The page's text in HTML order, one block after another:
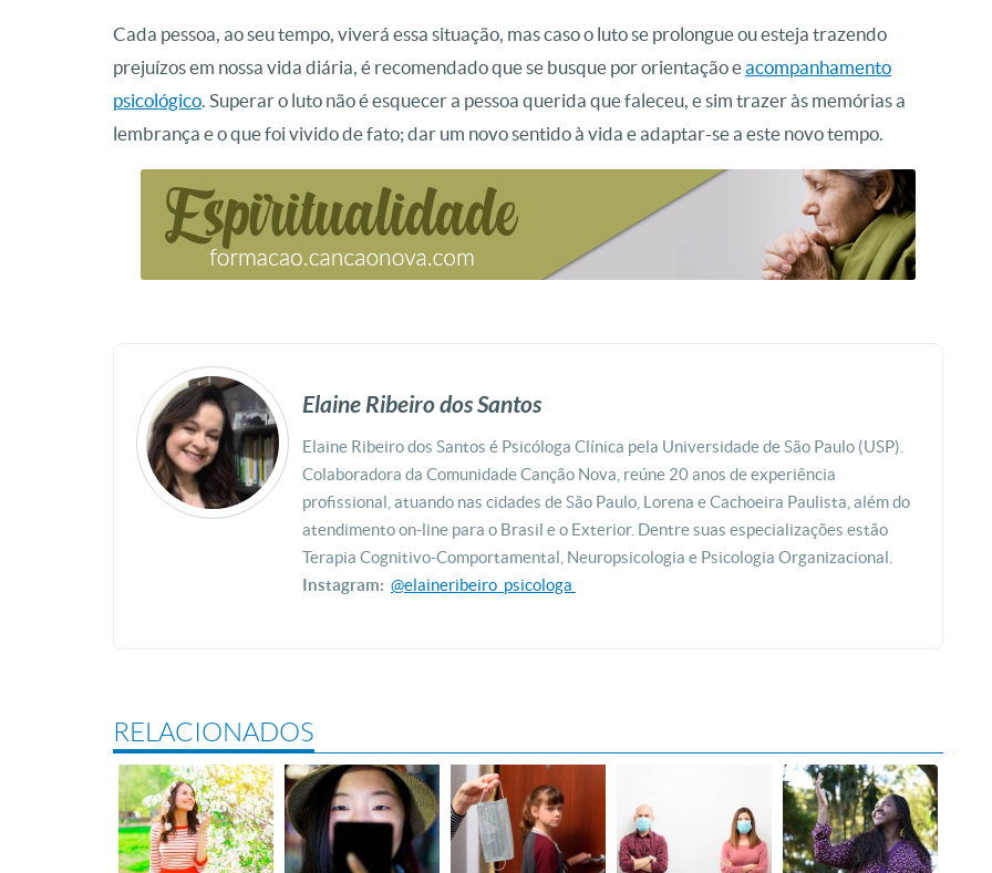
Cada pessoa, ao seu tempo, viverá essa situação, mas caso o luto se prolongue ou esteja trazendo
prejuízos em nossa vida diária, é recomendado que se busque por orientação eacompanhamento
psicológico. Superar o luto não é esquecer a pessoa querida que faleceu, e sim trazer às memórias a
lembrança e o que foi vivido de fato; dar um novo sentido à vida e adaptar-se a este novo tempo.
Elaine Ribeiro dos Santos
Elaine Ribeiro dos Santos é Psicóloga Clínica pela Universidade de São Paulo (USP).
Colaboradora da Comunidade Canção Nova, reúne 20 anos de experiência
profissional, atuando nas cidades de São Paulo, Lorena e Cachoeira Paulista, além do
atendimento on-line para o Brasil e o Exterior. Dentre suas especializações estão
Terapia Cognitivo-Comportamental, Neuropsicologia e Psicologia Organizacional.
Instagram: @elaineribeiro_ psicologa
RELACIONADOS